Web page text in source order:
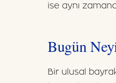
ise aynı
Bugün
Bir ulusal